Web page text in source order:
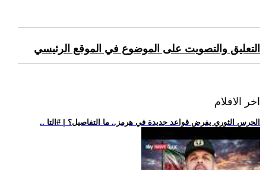
التعليق والتصويت على الموضوع في الموقع الرئيسي
اخر الافلام
.. الحرس الثوري يفرض قواعد جديدة في هرمز.. ما التفاصيل؟ | #التا